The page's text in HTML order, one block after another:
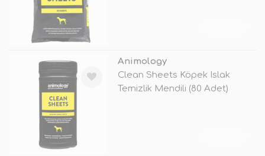
Animology
Clean Sheets Köpek Islak
Temizlik Mendili (80 Adet)